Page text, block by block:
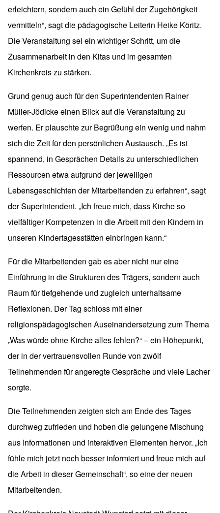
erleichtern, sondern auch ein Gefühl der Zugehörigkeit
vermitteln“, sagt die pädagogische Leiterin Heike Köritz.
Die Veranstaltung sei ein wichtiger Schritt, um die
Zusammenarbeit in den Kitas und im gesamten
Kirchenkreis zu stärken.
Grund genug auch für den Superintendenten Rainer
Müller-Jödicke einen Blick auf die Veranstaltung zu
werfen. Er plauschte zur Begrüßung ein wenig und nahm
sich die Zeit für den persönlichen Austausch. „Es ist
spannend, in Gesprächen Details zu unterschiedlichen
Ressourcen etwa aufgrund der jeweiligen
Lebensgeschichten der Mitarbeitenden zu erfahren“, sagt
der Superintendent. „Ich freue mich, dass Kirche so
vielfältiger Kompetenzen in die Arbeit mit den Kindern in
unseren Kindertagesstätten einbringen kann.“
Für die Mitarbeitenden gab es aber nicht nur eine
Einführung in die Strukturen des Trägers, sondern auch
Raum für tiefgehende und zugleich unterhaltsame
Reflexionen. Der Tag schloss mit einer
religionspädagogischen Auseinandersetzung zum Thema
„Was würde ohne Kirche alles fehlen?“ – ein Höhepunkt,
der in der vertrauensvollen Runde von zwölf
Teilnehmenden für angeregte Gespräche und viele Lacher
sorgte.
Die Teilnehmenden zeigten sich am Ende des Tages
durchweg zufrieden und hoben die gelungene Mischung
aus Informationen und interaktiven Elementen hervor. „Ich
fühle mich jetzt noch besser informiert und freue mich auf
die Arbeit in dieser Gemeinschaft“, so eine der neuen
Mitarbeitenden.